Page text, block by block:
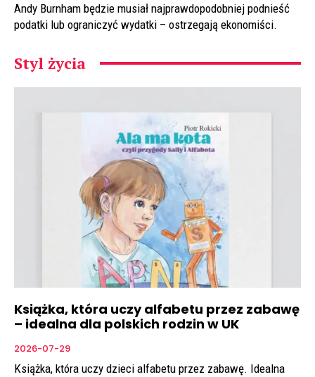
Andy Burnham będzie musiał najprawdopodobniej podnieść
podatki lub ograniczyć wydatki – ostrzegają ekonomiści.
Styl życia
Książka, która uczy alfabetu przez zabawę
– idealna dla polskich rodzin w UK
2026-07-29
Książka, która uczy dzieci alfabetu przez zabawę. Idealna